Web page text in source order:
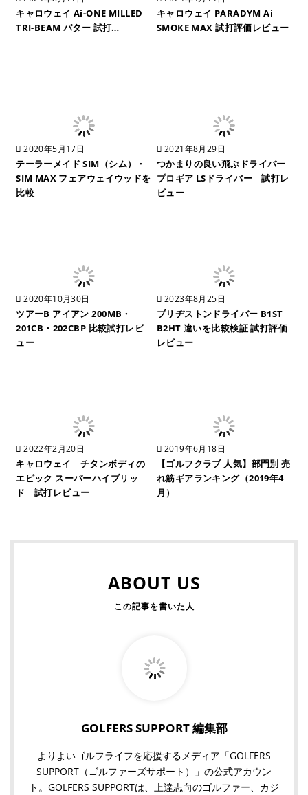
キャロウェイ Ai-ONE MILLED
TRI-BEAM パター 試打…
キャロウェイ PARADYM Ai
SMOKE MAX 試打評価レビュー
2020年5月17日
テーラーメイド SIM（シム）・
SIM MAX フェアウェイウッドを
比較
2021年8月29日
つかまりの良い飛ぶドライバー
プロギア LSドライバー 試打レ
ビュー
2020年10月30日
ツアーB アイアン 200MB・
201CB・202CBP 比較試打レビ
ュー
2023年8月25日
ブリヂストンドライバー B1ST
B2HT 違いを比較検証 試打評価
レビュー
2022年2月20日
キャロウェイ チタンボディの
エピック スーパーハイブリッ
ド 試打レビュー
2019年6月18日
【ゴルフクラブ 人気】部門別 売
れ筋ギアランキング（2019年4
月）
ABOUT US
GOLFERS SUPPORT 編集部
よりよいゴルフライフを応援するメディア「GOLFERS
SUPPORT（ゴルファーズサポート）」の公式アカウン
ト。GOLFERS SUPPORTは、上達志向のゴルファー、カジ